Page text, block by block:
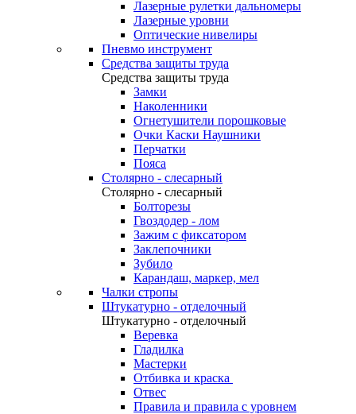
Лазерные рулетки дальномеры
Лазерные уровни
Оптические нивелиры
Пневмо инструмент
Средства защиты труда
Средства защиты труда
Замки
Наколенники
Огнетушители порошковые
Очки Каски Наушники
Перчатки
Пояса
Столярно - слесарный
Столярно - слесарный
Болторезы
Гвоздодер - лом
Зажим с фиксатором
Заклепочники
Зубило
Карандаш, маркер, мел
Чалки стропы
Штукатурно - отделочный
Штукатурно - отделочный
Веревка
Гладилка
Мастерки
Отбивка и краска
Отвес
Правила и правила с уровнем